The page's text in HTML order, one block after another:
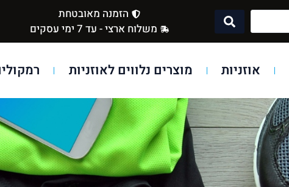
הזמנה מאובטחת
משלוח ארצי - עד 7 ימי עסקים
אוזניות מוצרים נלווים לאוזניות